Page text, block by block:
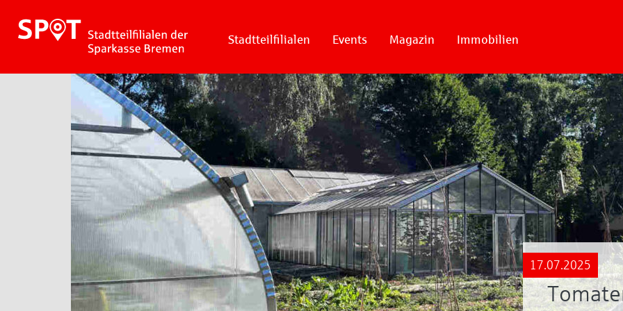
Stadtteilfilialen Events Magazin Immobilien
17.07.2025